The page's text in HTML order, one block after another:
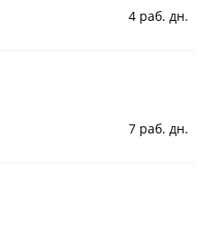
4 раб. дн.
7 раб. дн.